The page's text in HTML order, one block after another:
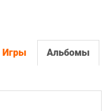
Игры Альбомы